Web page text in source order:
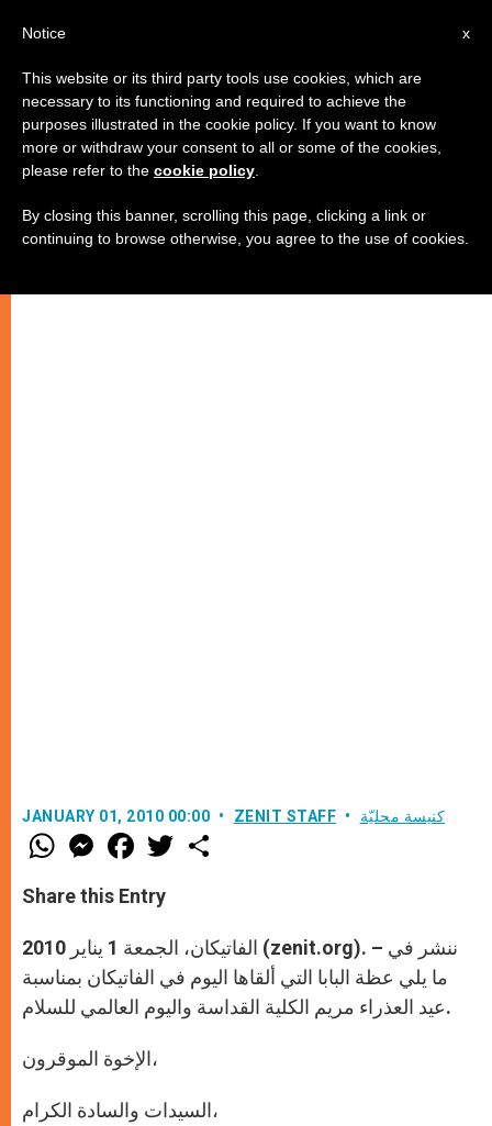
عظة البابا بمناسبة عيد العذراء مريم
–
JANUARY 01, 2010 00:00 ZENIT STAFF كنيسة محليّة
W
h
t
s
p
p
M
e
s
e
g
e
r
F
a
e
b
o
k
w
Share this Entry
الفاتيكان، الجمعة 1 يناير 2010 (zenit.org). – ننشر في
ما يلي عظة البابا التي ألقاها اليوم في الفاتيكان بمناسبة
عيد العذراء مريم الكلية القداسة واليوم العالمي للسلام.
الإخوة الموقرون،
السيدات والسادة الكرام،
x
Notice
This website or its third party tools use cookies, which are
necessary to its functioning and required to achieve the
purposes illustrated in the cookie policy. If you want to know
more or withdraw your consent to all or some of the cookies,
please refer to the cookie policy
By closing this banner, scrolling this page, clicking a link or
continuing to browse otherwise, you agree to the use of cookies.